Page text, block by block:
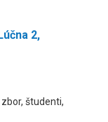
2,
študenti,